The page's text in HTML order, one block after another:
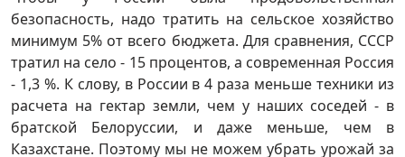
безопасность, надо тратить на сельское хозяйство
минимум 5% от всего бюджета. Для сравнения, СССР
тратил на село - 15 процентов, а современная Россия
- 1,3 %. К слову, в России в 4 раза меньше техники из
расчета на гектар земли, чем у наших соседей - в
братской Белоруссии, и даже меньше, чем в
Казахстане. Поэтому мы не можем убрать урожай за